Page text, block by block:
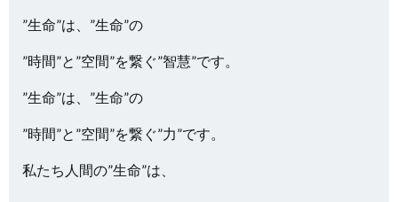
”生命”は、”生命”の
”時間”と”空間”を繋ぐ”智慧”です。
”生命”は、”生命”の
”時間”と”空間”を繋ぐ”力”です。
私たち人間の”生命”は、